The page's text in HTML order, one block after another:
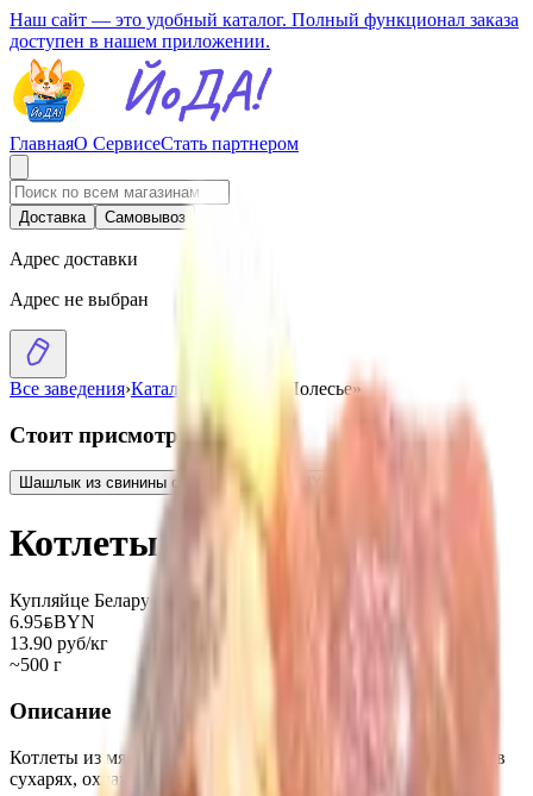
Наш сайт — это удобный каталог. Полный функционал заказа
доступен в нашем приложении.
ГлавнаяО СервисеСтать партнером
Доставка Самовывоз
Адрес доставки
Адрес не выбран
Все заведения›Каталог Котлеты «Полесье»
Стоит присмотреться
Шашлык из свинины с майонезом
Котлеты «Полесье»
Купляйце Беларускае
6.95BYNBYN
13.90 руб/кг
~500 г
Описание
Котлеты из мяса свинины с добавление ароматных специй в
сухарях, охлажденные.